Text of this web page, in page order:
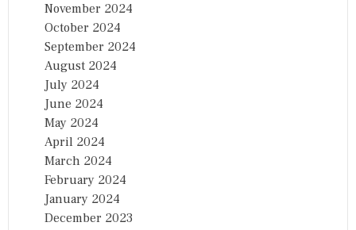
November 2024
October 2024
September 2024
August 2024
July 2024
June 2024
May 2024
April 2024
March 2024
February 2024
January 2024
December 2023